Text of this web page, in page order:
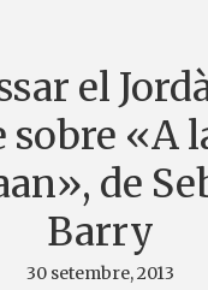
el
sobre «A
de
Barry
30 setembre, 2013